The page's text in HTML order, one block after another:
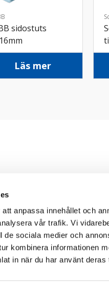
anpassa innehållet och
vår trafik. Vi
de sociala medier och
kombinera informationen
in när du har använt deras
sidostuts
Läs mer